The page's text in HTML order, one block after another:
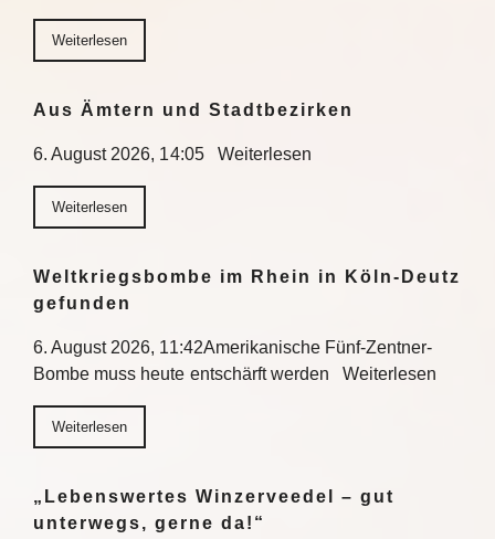
Weiterlesen
Aus Ämtern und Stadtbezirken
6. August 2026, 14:05 Weiterlesen
Weiterlesen
Weltkriegsbombe im Rhein in Köln-Deutz
gefunden
6. August 2026, 11:42Amerikanische Fünf-Zentner-
Bombe muss heute entschärft werden Weiterlesen
Weiterlesen
„Lebenswertes Winzerveedel – gut
unterwegs, gerne da!“